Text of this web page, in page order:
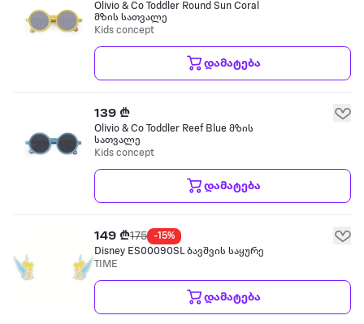
Olivio & Co Toddler Round Sun Coral
მზის სათვალე
Kids concept
დამატება
139 ₾
Olivio & Co Toddler Reef Blue მზის
სათვალე
Kids concept
დამატება
149 ₾175
-15%
Disney ES00090SL ბავშვის საყურე
TIME
დამატება